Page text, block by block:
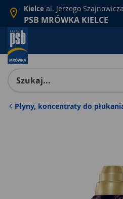
Kielce al. Jerzego
PSB MRÓWKA KIELCE
Płyny, koncentraty do